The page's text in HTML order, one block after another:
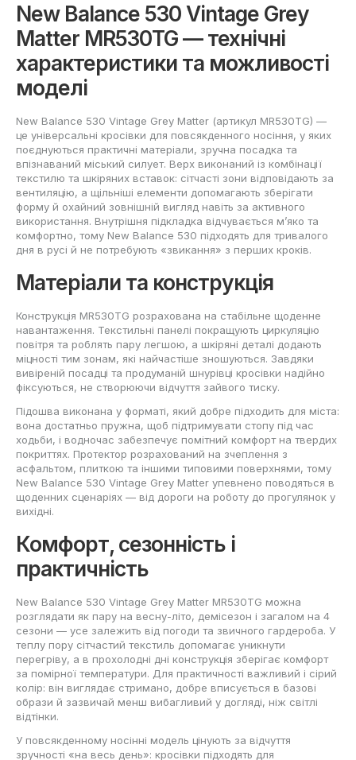
New Balance 530 Vintage Grey
Matter MR530TG — технічні
характеристики та можливості
моделі
New Balance 530 Vintage Grey Matter (артикул MR530TG) —
це універсальні кросівки для повсякденного носіння, у яких
поєднуються практичні матеріали, зручна посадка та
впізнаваний міський силует. Верх виконаний із комбінації
текстилю та шкіряних вставок: сітчасті зони відповідають за
вентиляцію, а щільніші елементи допомагають зберігати
форму й охайний зовнішній вигляд навіть за активного
використання. Внутрішня підкладка відчувається м’яко та
комфортно, тому New Balance 530 підходять для тривалого
дня в русі й не потребують «звикання» з перших кроків.
Матеріали та конструкція
Конструкція MR530TG розрахована на стабільне щоденне
навантаження. Текстильні панелі покращують циркуляцію
повітря та роблять пару легшою, а шкіряні деталі додають
міцності тим зонам, які найчастіше зношуються. Завдяки
вивіреній посадці та продуманій шнурівці кросівки надійно
фіксуються, не створюючи відчуття зайвого тиску.
Підошва виконана у форматі, який добре підходить для міста:
вона достатньо пружна, щоб підтримувати стопу під час
ходьби, і водночас забезпечує помітний комфорт на твердих
покриттях. Протектор розрахований на зчеплення з
асфальтом, плиткою та іншими типовими поверхнями, тому
New Balance 530 Vintage Grey Matter упевнено поводяться в
щоденних сценаріях — від дороги на роботу до прогулянок у
вихідні.
Комфорт, сезонність і
практичність
New Balance 530 Vintage Grey Matter MR530TG можна
розглядати як пару на весну-літо, демісезон і загалом на 4
сезони — усе залежить від погоди та звичного гардероба. У
теплу пору сітчастий текстиль допомагає уникнути
перегріву, а в прохолодні дні конструкція зберігає комфорт
за помірної температури. Для практичності важливий і сірий
колір: він виглядає стримано, добре вписується в базові
образи й зазвичай менш вибагливий у догляді, ніж світлі
відтінки.
У повсякденному носінні модель цінують за відчуття
зручності «на весь день»: кросівки підходять для